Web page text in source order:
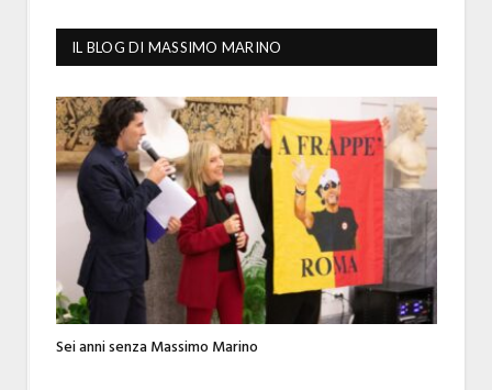
IL BLOG DI MASSIMO MARINO
Sei anni senza Massimo Marino